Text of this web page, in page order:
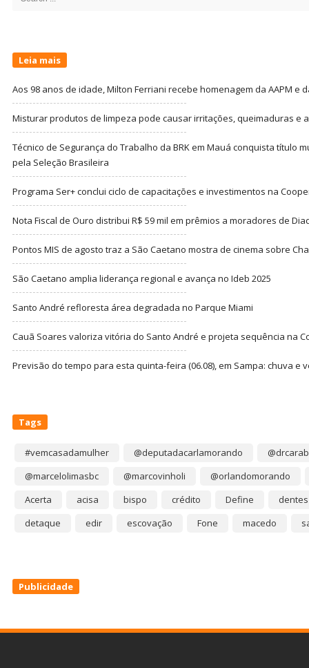
Leia mais
Aos 98 anos de idade, Milton Ferriani recebe homenagem da AAPM e
Misturar produtos de limpeza pode causar irritações, queimaduras e
Técnico de Segurança do Trabalho da BRK em Mauá conquista título
pela Seleção Brasileira
Programa Ser+ conclui ciclo de capacitações e investimentos na
Nota Fiscal de Ouro distribui R$ 59 mil em prêmios a moradores de
Pontos MIS de agosto traz a São Caetano mostra de cinema sobre
São Caetano amplia liderança regional e avança no Ideb 2025
Santo André refloresta área degradada no Parque Miami
Cauã Soares valoriza vitória do Santo André e projeta sequência na
Previsão do tempo para esta quinta-feira (06.08), em Sampa: chuva e
Tags
#vemcasadamulher @deputadacarlamorando
@marcelolimasbc
@marcovinholi
@orlandomorando
Acerta
acisa bispo crédito Define
dentes
detaque
edir escovação Fone macedo
Publicidade